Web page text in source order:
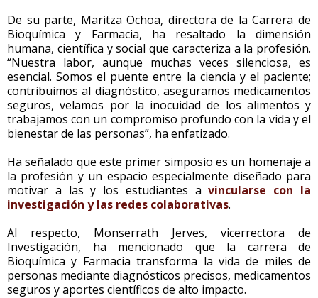
De su parte, Maritza Ochoa, directora de la Carrera de
Bioquímica y Farmacia, ha resaltado la dimensión
humana, científica y social que caracteriza a la profesión.
“Nuestra labor, aunque muchas veces silenciosa, es
esencial. Somos el puente entre la ciencia y el paciente;
contribuimos al diagnóstico, aseguramos medicamentos
seguros, velamos por la inocuidad de los alimentos y
trabajamos con un compromiso profundo con la vida y el
bienestar de las personas”, ha enfatizado.
Ha señalado que este primer simposio es un homenaje a
la profesión y un espacio especialmente diseñado para
motivar a las y los estudiantes avincularse con la
investigación y las redes colaborativas.
Al respecto, Monserrath Jerves, vicerrectora de
Investigación, ha mencionado que la carrera de
Bioquímica y Farmacia transforma la vida de miles de
personas mediante diagnósticos precisos, medicamentos
seguros y aportes científicos de alto impacto.